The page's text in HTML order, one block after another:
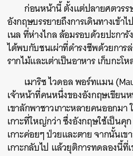
ก่อนหน้านี้ ตั้งแต่ปลายศตวรร
อังกฤษบรรยายถึงการเดินทางเข้าไ
เนล ที่ห่างไกล ล้อมรอบด้วยปะกา
ได้พบกับชนเผ่าที่ดำรงชีพด้วยการ
รากไม้และเต่าเป็นอาหาร เก็บกะโ
เมาริซ ไวดอล พอร์ทแมน
เจ้าหน้าที่คนหนึ่งของอังกฤษเขียนห
เขาลักพาชาวเกาะหลายคนออกม
เกาะที่ใหญ่กว่า ซึ่งอังกฤษใช้เป็นคุ
เกาะค่อยๆ ป่วยและตาย จากนั้นเ
เกาะกลับไป แล้วยุติการทดลองนี้ที่